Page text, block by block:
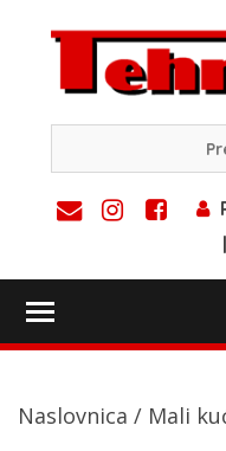
content
Naslovnica / Mali